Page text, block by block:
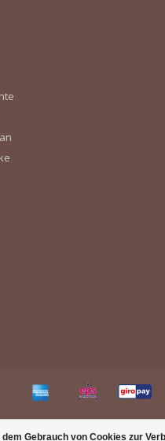
Gebrauch von Cookies zur